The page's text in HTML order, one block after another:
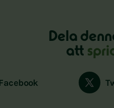
Dela
att
Facebook